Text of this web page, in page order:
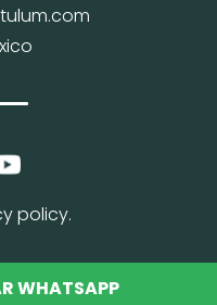
WHATSAPP
policy.